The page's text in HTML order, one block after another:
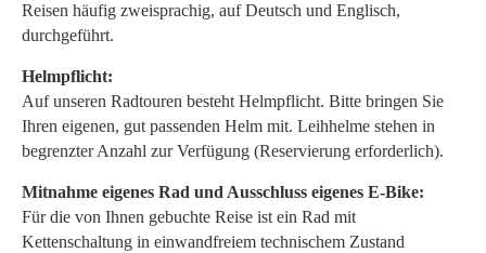
Reisen häufig zweisprachig, auf Deutsch und Englisch,
durchgeführt.
Helmpflicht:
Auf unseren Radtouren besteht Helmpflicht. Bitte bringen Sie
Ihren eigenen, gut passenden Helm mit. Leihhelme stehen in
begrenzter Anzahl zur Verfügung (Reservierung erforderlich).
Mitnahme eigenes Rad und Ausschluss eigenes E-Bike:
Für die von Ihnen gebuchte Reise ist ein Rad mit
Kettenschaltung in einwandfreiem technischem Zustand